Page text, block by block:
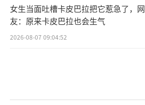
女生当面吐槽卡皮巴拉把它惹急了，网
友：原来卡皮巴拉也会生气
2026-08-07 09:04:52